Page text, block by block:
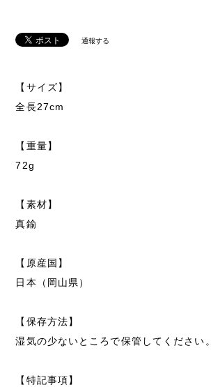
通報する
【サイズ】
全長27cm
【重量】
72g
【素材】
真鍮
【原産国】
日本（岡山県）
【保存方法】
湿気の少ないところで保管してください。
【特記事項】